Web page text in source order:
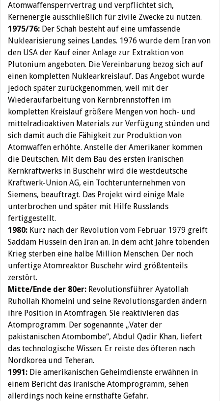
Atomwaffensperrvertrag und verpflichtet sich,
Kernenergie ausschließlich für zivile Zwecke zu nutzen.
1975/76: Der Schah besteht auf eine umfassende
Nuklearisierung seines Landes. 1976 wurde dem Iran von
den USA der Kauf einer Anlage zur Extraktion von
Plutonium angeboten. Die Vereinbarung bezog sich auf
einen kompletten Nuklearkreislauf. Das Angebot wurde
jedoch später zurückgenommen, weil mit der
Wiederaufarbeitung von Kernbrennstoffen im
kompletten Kreislauf größere Mengen von hoch- und
mittelradioaktiven Materials zur Verfügung stünden und
sich damit auch die Fähigkeit zur Produktion von
Atomwaffen erhöhte. Anstelle der Amerikaner kommen
die Deutschen. Mit dem Bau des ersten iranischen
Kernkraftwerks in Buschehr wird die westdeutsche
Kraftwerk-Union AG, ein Tochterunternehmen von
Siemens, beauftragt. Das Projekt wird einige Male
unterbrochen und später mit Hilfe Russlands
fertiggestellt.
1980: Kurz nach der Revolution vom Februar 1979 greift
Saddam Hussein den Iran an. In dem acht Jahre tobenden
Krieg sterben eine halbe Million Menschen. Der noch
unfertige Atomreaktor Buschehr wird größtenteils
zerstört.
Mitte/Ende der 80er: Revolutionsführer Ayatollah
Ruhollah Khomeini und seine Revolutionsgarden ändern
ihre Position in Atomfragen. Sie reaktivieren das
Atomprogramm. Der sogenannte „Vater der
pakistanischen Atombombe“, Abdul Qadir Khan, liefert
das technologische Wissen. Er reiste des öfteren nach
Nordkorea und Teheran.
1991: Die amerikanischen Geheimdienste erwähnen in
einem Bericht das iranische Atomprogramm, sehen
allerdings noch keine ernsthafte Gefahr.